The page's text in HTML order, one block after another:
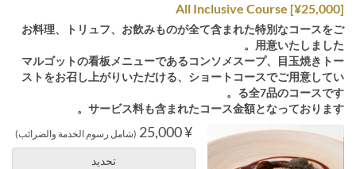
All Inclusive Course [¥25,000]
お料理、トリュフ、お飲みものが全て含まれた特別なコースをご
用意いたしました。
マルゴットの看板メニューであるコンソメスープ、目玉焼きトー
ストをお召し上がりいただける、ショートコースでご用意してい
る全7品のコースです。
サービス料も含まれたコース金額となっております。
¥ 25,000 (شامل رسوم الخدمة والضرائب)
تحديد